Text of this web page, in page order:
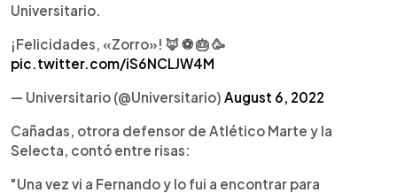
Universitario.
¡Felicidades, «Zorro»! 🦊 ⚽ 🎂 🥳
pic.twitter.com/iS6NCLJW4M
— Universitario (@Universitario) August 6, 2022
Cañadas, otrora defensor de Atlético Marte y la
Selecta, contó entre risas:
"Una vez vi a Fernando y lo fui a encontrar para